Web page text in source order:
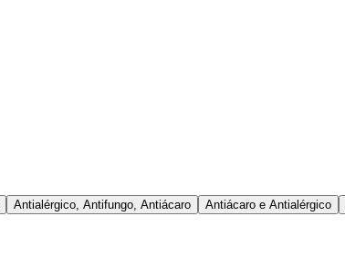
Antialérgico, Antifungo, Antiácaro Antiácaro e Antialérgico